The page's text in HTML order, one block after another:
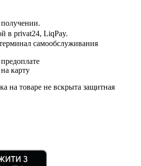
в privat24, LiqPay.
самообслуживания
карту
на товаре не вскрыта защитная